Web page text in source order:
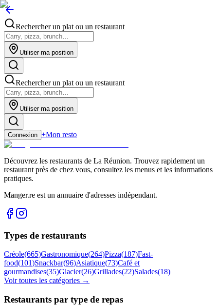
Rechercher un plat ou un restaurant
Utiliser ma position
Rechercher un plat ou un restaurant
Utiliser ma position
Connexion +Mon resto
Découvrez les restaurants de La Réunion. Trouvez rapidement un
restaurant près de chez vous, consultez les menus et les informations
pratiques.
Manger.re est un annuaire d'adresses indépendant.
Types de restaurants
Créole(665)Gastronomique(264)Pizza(187)Fast-
food(101)Snackbar(96)Asiatique(73)Café et
gourmandises(35)Glacier(26)Grillades(22)Salades(18)
Voir toutes les catégories →
Restaurants par type de repas